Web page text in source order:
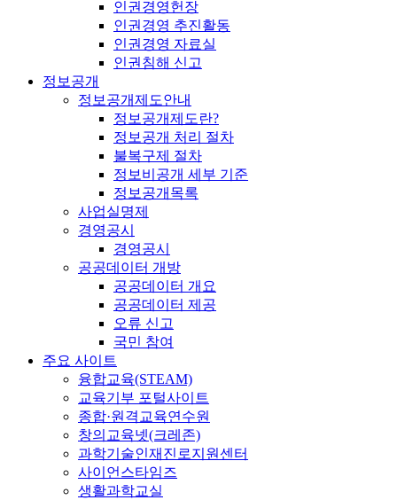
인권경영헌장
인권경영 추진활동
인권경영 자료실
인권침해 신고
정보공개
정보공개제도안내
정보공개제도란?
정보공개 처리 절차
불복구제 절차
정보비공개 세부 기준
정보공개목록
사업실명제
경영공시
경영공시
공공데이터 개방
공공데이터 개요
공공데이터 제공
오류 신고
국민 참여
주요 사이트
융합교육(STEAM)
교육기부 포털사이트
종합·원격교육연수원
창의교육넷(크레존)
과학기술인재진로지원센터
사이언스타임즈
생활과학교실